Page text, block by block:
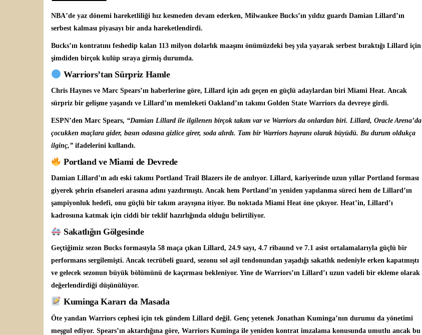
NBA’de yaz dönemi hareketliliği hız kesmeden devam ederken, Milwaukee Bucks’ın yıldız guardı Damian Lillard’ın
serbest kalması piyasayı bir anda hareketlendirdi.
Bucks’ın kontratını feshedip kalan 113 milyon dolarlık maaşını önümüzdeki beş yıla yayarak serbest bıraktığı Lillard için
şimdiden birçok kulüp sıraya girmiş durumda.
Warriors’tan Sürpriz Hamle
Chris Haynes ve Marc Spears’ın haberlerine göre, Lillard için adı geçen en güçlü adaylardan biri Miami Heat. Ancak
sürpriz bir gelişme yaşandı ve Lillard’ın memleketi Oakland’ın takımı Golden State Warriors da devreye girdi.
ESPN’den Marc Spears, “Damian Lillard ile ilgilenen birçok takım var ve Warriors da onlardan biri. Lillard, Oracle Arena’da
çocukken maçlara gider, basın odasına gizlice girer, soda alırdı. Tam bir Warriors hayranı olarak büyüdü. Bu durum oldukça
ilginç,” ifadelerini kullandı.
Portland ve Miami de Devrede
Damian Lillard’ın adı eski takımı Portland Trail Blazers ile de anılıyor. Lillard, kariyerinde uzun yıllar Portland forması
giyerek şehrin efsaneleri arasına adını yazdırmıştı. Ancak hem Portland’ın yeniden yapılanma süreci hem de Lillard’ın
şampiyonluk hedefi, onu güçlü bir takım arayışına itiyor. Bu noktada Miami Heat öne çıkıyor. Heat’in, Lillard’ı
kadrosuna katmak için ciddi bir teklif hazırlığında olduğu belirtiliyor.
Sakatlığın Gölgesinde
Geçtiğimiz sezon Bucks formasıyla 58 maça çıkan Lillard, 24.9 sayı, 4.7 ribaund ve 7.1 asist ortalamalarıyla güçlü bir
performans sergilemişti. Ancak tecrübeli guard, sezonu sol aşil tendonundan yaşadığı sakatlık nedeniyle erken kapatmıştı
ve gelecek sezonun büyük bölümünü de kaçırması bekleniyor. Yine de Warriors’ın Lillard’ı uzun vadeli bir ekleme olarak
değerlendirdiği düşünülüyor.
Kuminga Kararı da Masada
Öte yandan Warriors cephesi için tek gündem Lillard değil. Genç yetenek Jonathan Kuminga’nın durumu da yönetimi
meşgul ediyor. Spears’ın aktardığına göre, Warriors Kuminga ile yeniden kontrat imzalama konusunda umutlu ancak bu